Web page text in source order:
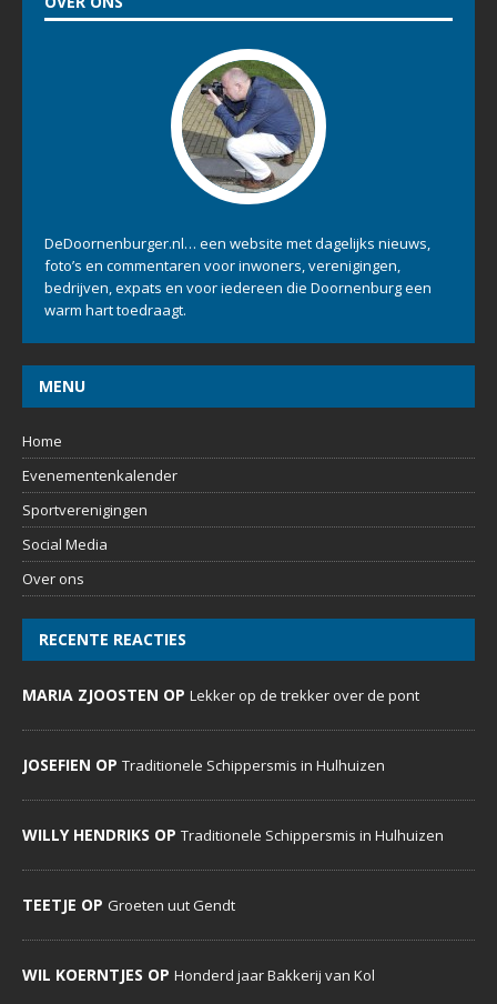
DeDoornenburger.nl… een website met dagelijks nieuws,
foto’s en commentaren voor inwoners, verenigingen,
bedrijven, expats en voor iedereen die Doornenburg een
warm hart toedraagt.
MENU
Home
Evenementenkalender
Sportverenigingen
Social Media
Over ons
RECENTE REACTIES
MARIA ZJOOSTEN OP Lekker op de trekker over de pont
JOSEFIEN OP Traditionele Schippersmis in Hulhuizen
WILLY HENDRIKS OP Traditionele Schippersmis in Hulhuizen
TEETJE OP Groeten uut Gendt
WIL KOERNTJES OP Honderd jaar Bakkerij van Kol